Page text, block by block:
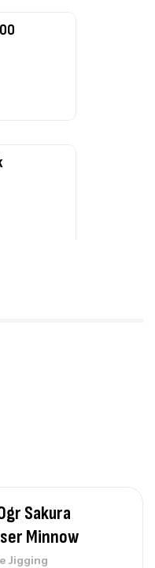
Sakura
Minnow
Jigging